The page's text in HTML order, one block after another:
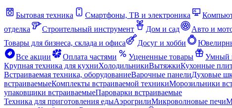
Бытовая техника Смартфоны, ТВ и электроника
отделка
Строительный инструмент Дом и сад Авто и
Товары для бизнеса, склада и офиса
Досуг и хобби
Все акции
Оплата частями Уцененные товары Умный
Крупная техника для кухниХолодильникиВытяжкиКухонные
Встраиваемая техника, оборудованиеВарочные панелиДуховые
встраиваемыеКомплекты встраиваемой техникиМорозильники
упаковщики встраиваемыеПароварки встраиваемые
Техника для приготовления едыАэрогрилиМикроволновые печи